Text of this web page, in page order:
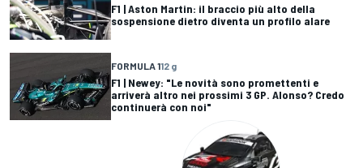
F1 | Aston Martin: il braccio più alto della
sospensione dietro diventa un profilo alare
FORMULA 112 g
F1 | Newey: "Le novità sono promettenti e
arriverà altro nei prossimi 3 GP. Alonso? Credo
continuerà con noi"